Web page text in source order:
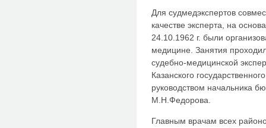
Для судмедэкспертов
качестве эксперта, на
24.10.1962 г. были
медицине. Занятия
судебно-медицинской
Казанского
руководством начальника
М.Н.Федорова.
Главным врачам всех